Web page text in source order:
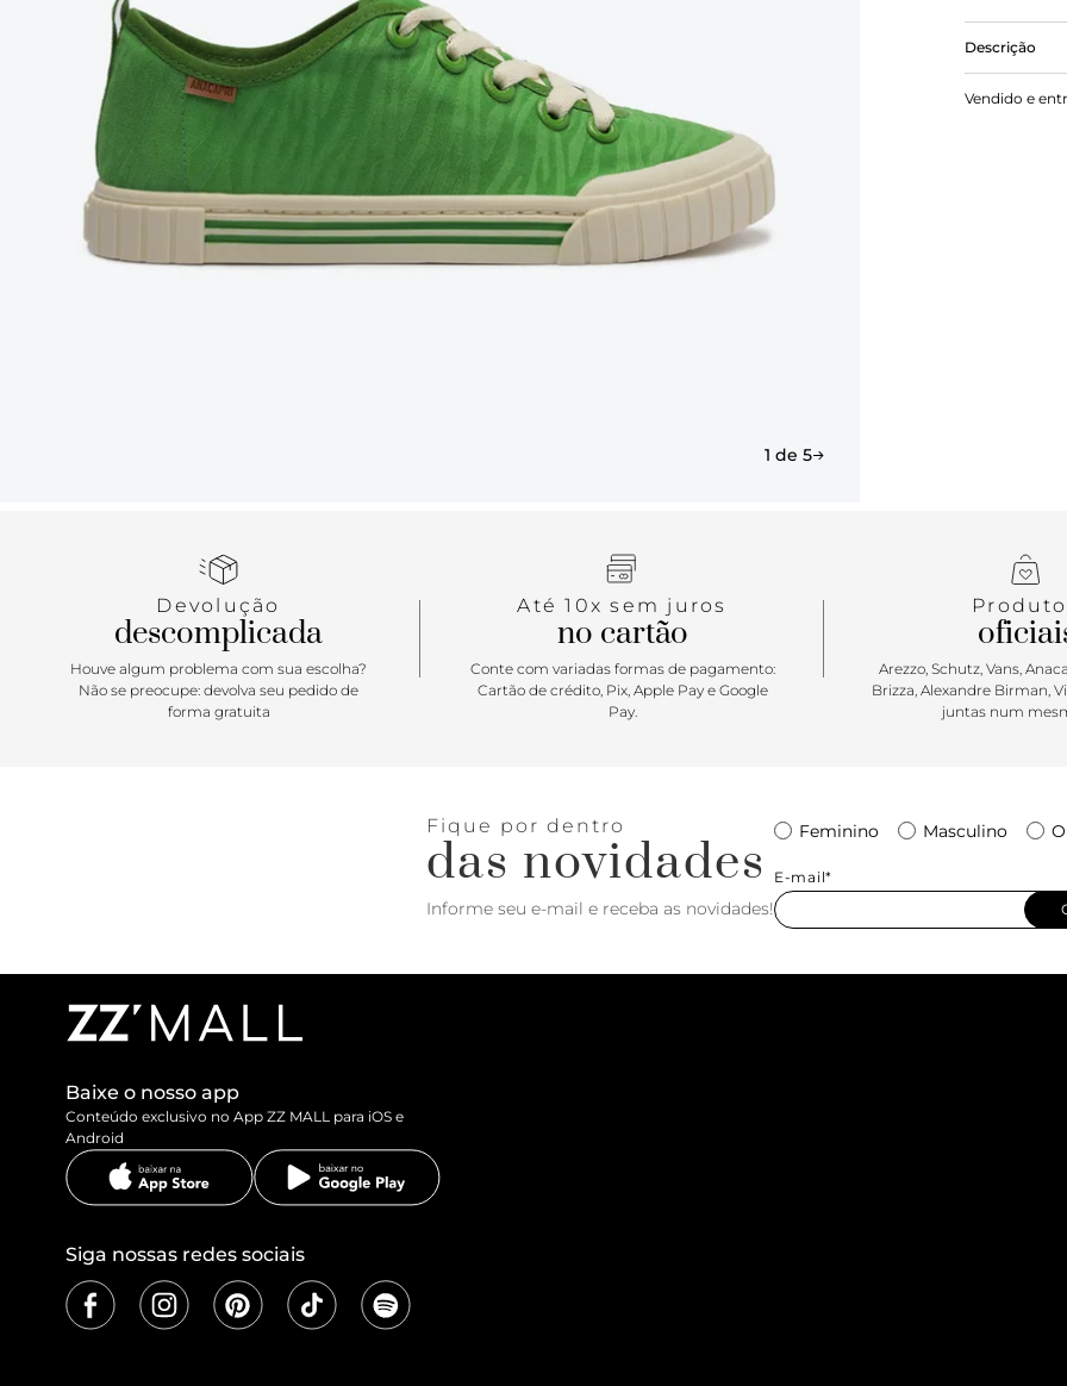
1 de 5
Descrição
Tênis de
vem para a
Vendido e
Devolução
descomplicada
Houve algum problema com sua escolha?
Não se preocupe: devolva seu pedido de
forma gratuita
Até 10x sem juros
no cartão
Conte com variadas formas de pagamento:
Cartão de crédito, Pix, Apple Pay e Google
Pay.
Arezzo, Schutz, Vans,
Brizza, Alexandre Birman,
juntas num
Fique por dentro
das novidades
Informe seu e-mail e receba as novidades!
Feminino Masculino
E-mail*
Baixe o nosso app
Conteúdo exclusivo no App ZZ MALL para iOS e
Android
Siga nossas redes sociais